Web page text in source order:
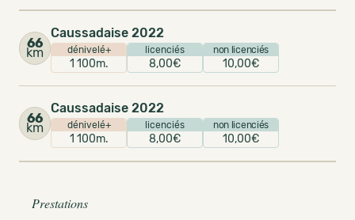
66
km
Caussadaise 2022
dénivelé+
1 100m.
licenciés
8,00€
non licenciés
10,00€
66
km
Caussadaise 2022
dénivelé+
1 100m.
licenciés
8,00€
non licenciés
10,00€
Prestations